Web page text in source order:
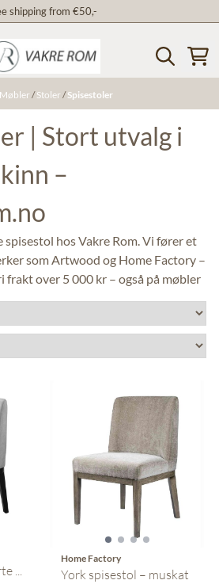
shipping from €50,-
Møbler /Stoler /Spisestoler
| Stort utvalg i
–
spisestol hos Vakre Rom. Vi fører et
som Artwood og Home Factory –
frakt over 5 000 kr – også på møbler
...
Home Factory
York spisestol – muskat